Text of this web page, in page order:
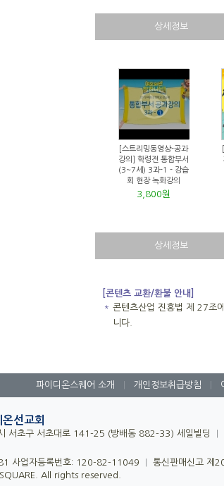
상세정보
[스트리밍동영상-공과
강의] 학령전 통합부서
(3~7세) 3과-1 - 강습
회 현장 녹화강의
3,800원
상세정보
[콘텐츠 교환/환불 안내]
＊ 콘텐츠산업 진흥법 제 27조
니다.
파이디온스퀘어 소개 개인정보취급방침
선교회
서초구 서초대로 141-25 (방배동 882-33) 세일빌딩
사업자등록번호: 120-82-11049 통신판매신고 제
All rights reserved.